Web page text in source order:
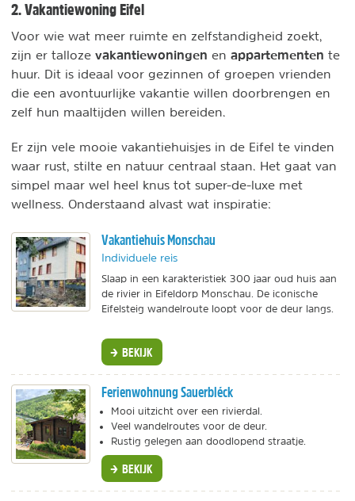
2. Vakantiewoning Eifel
Voor wie wat meer ruimte en zelfstandigheid zoekt,
zijn er talloze vakantiewoningen en appartementen te
huur. Dit is ideaal voor gezinnen of groepen vrienden
die een avontuurlijke vakantie willen doorbrengen en
zelf hun maaltijden willen bereiden.
Er zijn vele mooie vakantiehuisjes in de Eifel te vinden
waar rust, stilte en natuur centraal staan. Het gaat van
simpel maar wel heel knus tot super-de-luxe met
wellness. Onderstaand alvast wat inspiratie:
Vakantiehuis Monschau
Individuele reis
Slaap in een karakteristiek 300 jaar oud huis aan
de rivier in Eifeldorp Monschau. De iconische
Eifelsteig wandelroute loopt voor de deur langs.
BEKIJK
Ferienwohnung Sauerbléck
Mooi uitzicht over een rivierdal.
Veel wandelroutes voor de deur.
Rustig gelegen aan doodlopend straatje.
BEKIJK